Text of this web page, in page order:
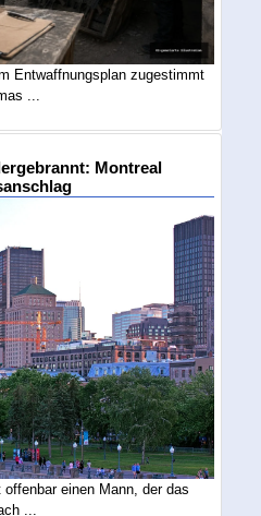
Entwaffnungsplan zugestimmt
...
Montreal
einen Mann, der das
...